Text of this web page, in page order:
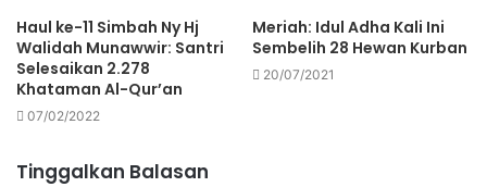
Haul ke-11 Simbah Ny Hj
Walidah Munawwir: Santri
Selesaikan 2.278
Khataman Al-Qur’an
07/02/2022
Meriah: Idul Adha Kali Ini
Sembelih 28 Hewan Kurban
20/07/2021
Tinggalkan Balasan